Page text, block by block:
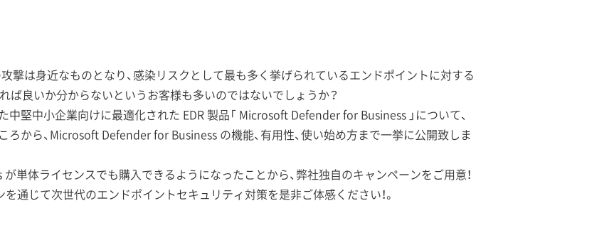
撃は身近なものとなり、感染リスクとして最も多く挙げられているエンドポイントに対する
ば良いか分からないというお客様も多いのではないでしょうか？
堅中小企業向けに最適化された EDR 製品「 Microsoft Defender for Business 」について、
から、Microsoft Defender for Business の機能、有用性、使い始め方まで一挙に公開致しま
単体ライセンスでも購入できるようになったことから、弊社独自のキャンペーンをご用意！
通じて次世代のエンドポイントセキュリティ対策を是非ご体感ください！。